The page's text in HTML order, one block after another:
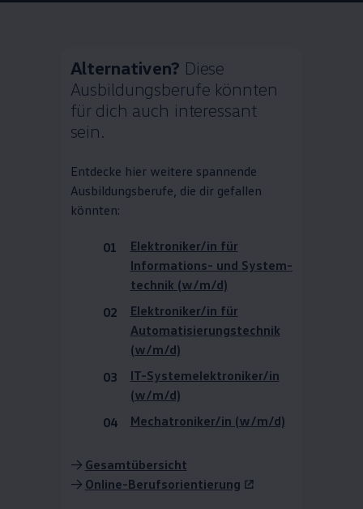
Alternativen? Diese
Ausbildungsberufe könnten
für dich auch interessant
sein.
Entdecke hier weitere spannende
Ausbildungsberufe, die dir gefallen
könnten:
Elektroniker/in für
Informations- und System­
technik (w/m/d)
Elektroniker/in für
Automatisie­rungstechnik
(w/m/d)
IT-System­elektroniker/in
(w/m/d)
Mechatroniker/in (w/m/d)
-> Gesamtübersicht
-> Online-Berufsorientierung